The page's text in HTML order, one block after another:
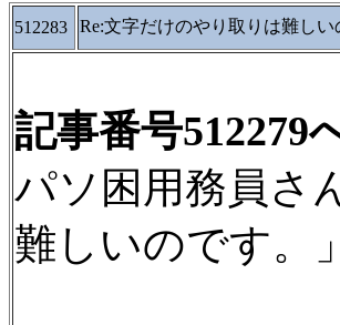
512283
Re:文字だけのやり取りは難しい
記事番号512279
パソ困用務員さ
難しいのです。